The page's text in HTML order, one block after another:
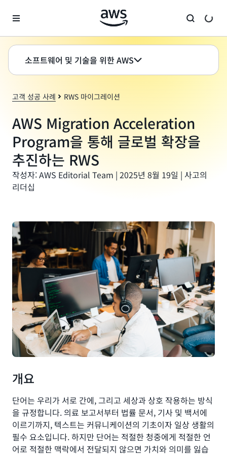
소프트웨어 및 기술을 위한 AWS
고객 성공 사례 RWS 마이그레이션
AWS Migration Acceleration
Program을 통해 글로벌 확장을
추진하는 RWS
작성자: AWS Editorial Team | 2025년 8월 19일 | 사고의
리더십
개요
단어는 우리가 서로 간에, 그리고 세상과 상호 작용하는 방식
을 규정합니다. 의료 보고서부터 법률 문서, 기사 및 백서에
이르기까지, 텍스트는 커뮤니케이션의 기초이자 일상 생활의
필수 요소입니다. 하지만 단어는 적절한 청중에게 적절한 언
어로 적절한 맥락에서 전달되지 않으면 가치와 의미를 잃습